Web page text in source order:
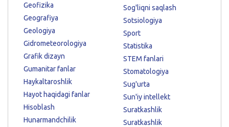
Geofizika
Geografiya
Geologiya
Gidrometeorologiya
Grafik dizayn
Gumanitar fanlar
Haykaltaroshlik
Hayot haqidagi fanlar
Hisoblash
Hunarmandchilik
Sog'liqni saqlash
Sotsiologiya
Sport
Statistika
STEM fanlari
Stomatologiya
Sug'urta
Sun'iy intellekt
Suratkashlik
Suratkashlik